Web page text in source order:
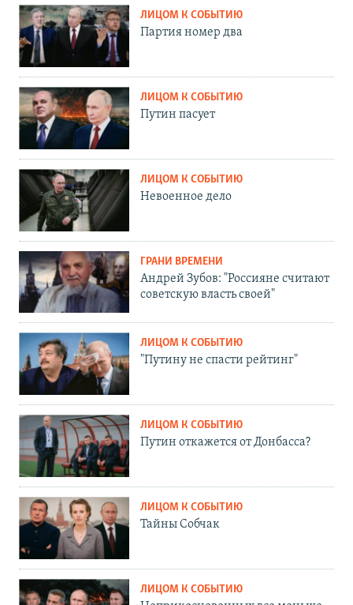
ЛИЦОМ К СОБЫТИЮ
Партия номер два
ЛИЦОМ К СОБЫТИЮ
Путин пасует
ЛИЦОМ К СОБЫТИЮ
Невоенное дело
ГРАНИ ВРЕМЕНИ
Андрей Зубов: "Россияне считают
советскую власть своей"
ЛИЦОМ К СОБЫТИЮ
"Путину не спасти рейтинг"
ЛИЦОМ К СОБЫТИЮ
Путин откажется от Донбасса?
ЛИЦОМ К СОБЫТИЮ
Тайны Собчак
ЛИЦОМ К СОБЫТИЮ